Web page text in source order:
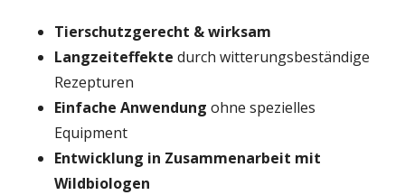
Tierschutzgerecht & wirksam
Langzeiteffekte durch witterungsbeständige
Rezepturen
Einfache Anwendung ohne spezielles
Equipment
Entwicklung in Zusammenarbeit mit
Wildbiologen